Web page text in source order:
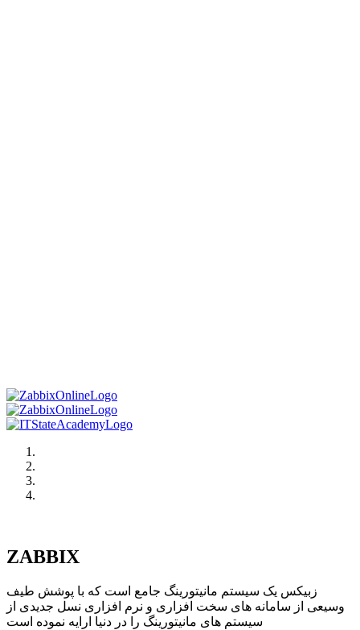
ZABBIX
زبیکس یک سیستم مانیتورینگ جامع است که با پوشش طیف
وسیعی از سامانه های سخت افزاری و نرم افزاری نسل جدیدی از
سیستم های مانیتورینگ را در دنیا ارایه نموده است